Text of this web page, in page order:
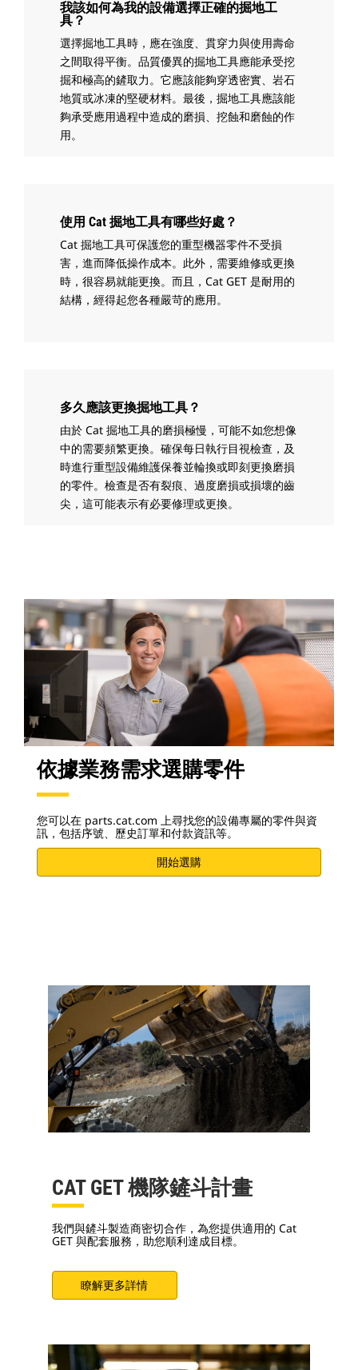
我該如何為我的設備選擇正確的掘地工
具？
選擇掘地工具時，應在強度、貫穿力與使用壽命
之間取得平衡。品質優異的掘地工具應能承受挖
掘和極高的鏟取力。它應該能夠穿透密實、岩石
地質或冰凍的堅硬材料。最後，掘地工具應該能
夠承受應用過程中造成的磨損、挖蝕和磨蝕的作
用。
使用 Cat 掘地工具有哪些好處？
Cat 掘地工具可保護您的重型機器零件不受損
害，進而降低操作成本。此外，需要維修或更換
時，很容易就能更換。而且，Cat GET 是耐用的
結構，經得起您各種嚴苛的應用。
多久應該更換掘地工具？
由於 Cat 掘地工具的磨損極慢，可能不如您想像
中的需要頻繁更換。確保每日執行目視檢查，及
時進行重型設備維護保養並輪換或即刻更換磨損
的零件。檢查是否有裂痕、過度磨損或損壞的齒
尖，這可能表示有必要修理或更換。
依據業務需求選購零件
您可以在 parts.cat.com 上尋找您的設備專屬的零件與資
訊，包括序號、歷史訂單和付款資訊等。
開始選購
CAT GET 機隊鏟斗計畫
我們與鏟斗製造商密切合作，為您提供適用的 Cat
GET 與配套服務，助您順利達成目標。
瞭解更多詳情